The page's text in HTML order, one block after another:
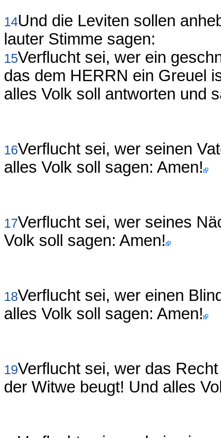
14Und die Leviten sollen
lauter Stimme sagen:
15Verflucht sei, wer ein
das dem HERRN ein Greuel
alles Volk soll antworten und
16Verflucht sei, wer seinen
alles Volk soll sagen: Amen!
17Verflucht sei, wer seines
Volk soll sagen: Amen!
18Verflucht sei, wer einen
alles Volk soll sagen: Amen!
19Verflucht sei, wer das
der Witwe beugt! Und alles